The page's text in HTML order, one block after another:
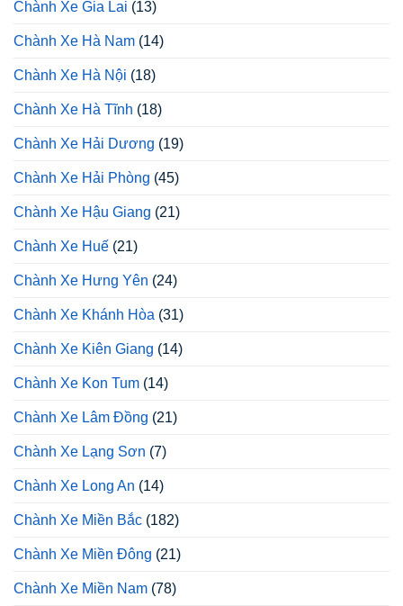
Chành Xe Gia Lai (13)
Chành Xe Hà Nam (14)
Chành Xe Hà Nội (18)
Chành Xe Hà Tĩnh (18)
Chành Xe Hải Dương (19)
Chành Xe Hải Phòng (45)
Chành Xe Hậu Giang (21)
Chành Xe Huế (21)
Chành Xe Hưng Yên (24)
Chành Xe Khánh Hòa (31)
Chành Xe Kiên Giang (14)
Chành Xe Kon Tum (14)
Chành Xe Lâm Đồng (21)
Chành Xe Lạng Sơn (7)
Chành Xe Long An (14)
Chành Xe Miền Bắc (182)
Chành Xe Miền Đông (21)
Chành Xe Miền Nam (78)